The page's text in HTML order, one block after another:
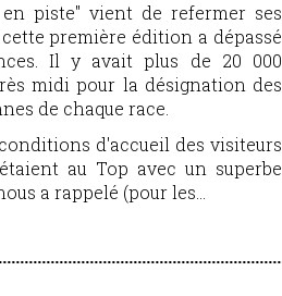
piste" vient de refermer ses
première édition a dépassé
Il y avait plus de 20 000
midi pour la désignation des
de chaque race.
d'accueil des visiteurs
au Top avec un superbe
a rappelé (pour les...